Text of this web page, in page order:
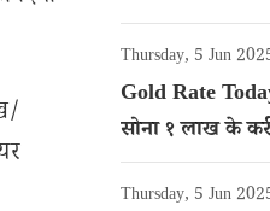
कैरेट गोल्ड का रेट
Thursday, 5 Jun
Gold Rate
सोना १ लाख के
गोल्ड का रेट
Thursday, 5 Jun